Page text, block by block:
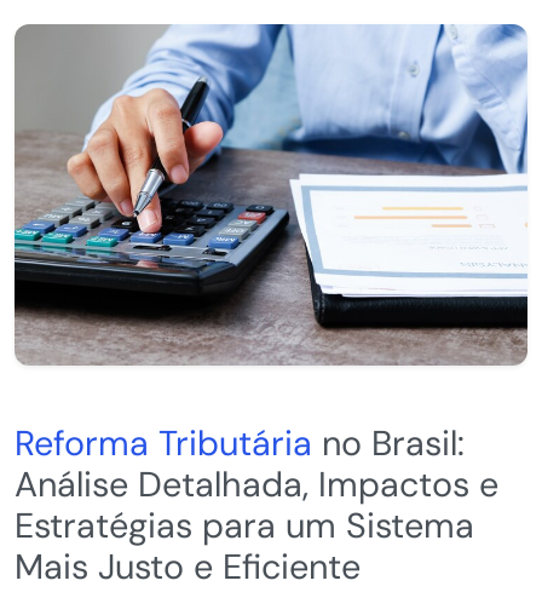
Reforma Tributária no Brasil:
Análise Detalhada, Impactos e
Estratégias para um Sistema
Mais Justo e Eficiente